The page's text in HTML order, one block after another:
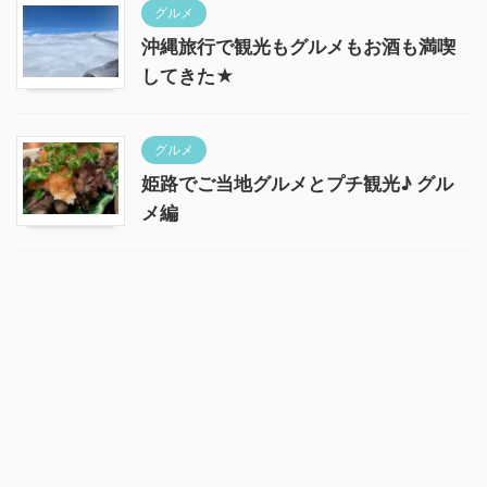
グルメ
沖縄旅行で観光もグルメもお酒も満喫
してきた★
グルメ
姫路でご当地グルメとプチ観光♪ グル
メ編